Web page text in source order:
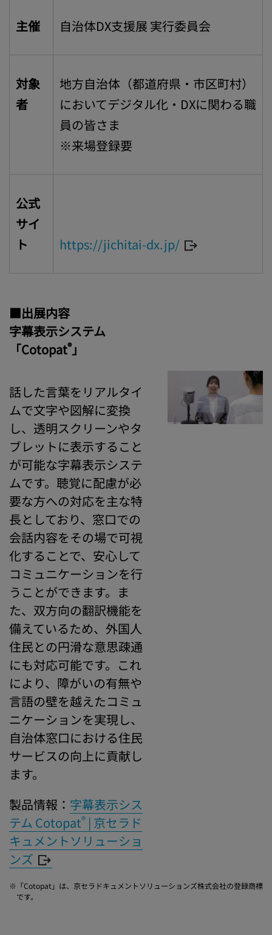
主催 自治体DX支援展 実行委員会
対象
者
地方自治体（都道府県・市区町村）
においてデジタル化・DXに関わる職
員の皆さま
※来場登録要
公式
サイ
ト
https://jichitai-dx.jp/
■出展内容
字幕表示システム
「Cotopat®」
話した言葉をリアルタイ
ムで文字や図解に変換
し、透明スクリーンやタ
ブレットに表示すること
が可能な字幕表示システ
ムです。聴覚に配慮が必
要な方への対応を主な特
長としており、窓口での
会話内容をその場で可視
化することで、安心して
コミュニケーションを行
うことができます。ま
た、双方向の翻訳機能を
備えているため、外国人
住民との円滑な意思疎通
にも対応可能です。これ
により、障がいの有無や
言語の壁を越えたコミュ
ニケーションを実現し、
自治体窓口における住民
サービスの向上に貢献し
ます。
製品情報： 字幕表示シス
テム Cotopat® | 京セラド
キュメントソリューショ
ンズ
※ 「Cotopat」は、京セラドキュメントソリューションズ株式会社の登録商標
です。